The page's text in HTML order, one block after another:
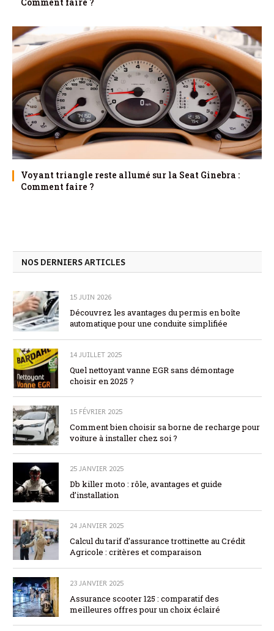
Comment faire ?
Voyant triangle reste allumé sur la Seat Ginebra :
Comment faire ?
NOS DERNIERS ARTICLES
15 JUIN 2026
Découvrez les avantages du permis en boîte
automatique pour une conduite simplifiée
14 JUILLET 2025
Quel nettoyant vanne EGR sans démontage
choisir en 2025 ?
15 FÉVRIER 2025
Comment bien choisir sa borne de recharge pour
voiture à installer chez soi ?
25 JANVIER 2025
Db killer moto : rôle, avantages et guide
d’installation
24 JANVIER 2025
Calcul du tarif d’assurance trottinette au Crédit
Agricole : critères et comparaison
23 JANVIER 2025
Assurance scooter 125 : comparatif des
meilleures offres pour un choix éclairé